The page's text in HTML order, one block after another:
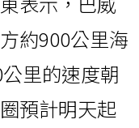
約900公里海
里的速度朝
預計明天起